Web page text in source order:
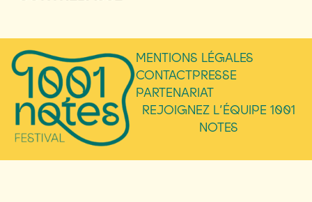
MENTIONS LÉGALES
CONTACTPRESSE
PARTENARIAT
REJOIGNEZ L’ÉQUIPE 1001
NOTES